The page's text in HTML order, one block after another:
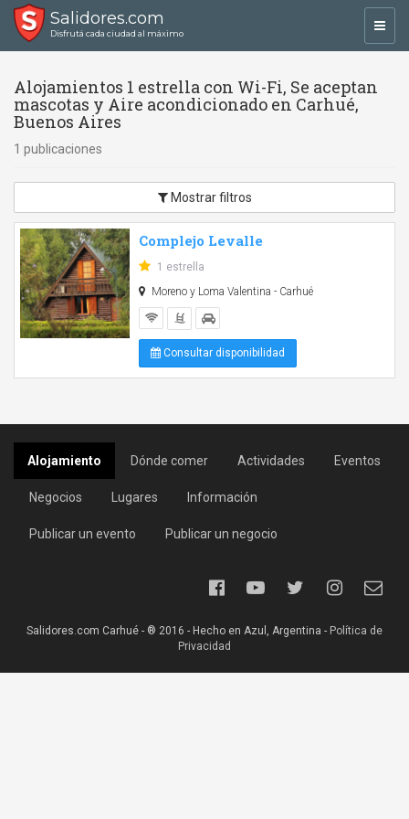
Salidores.com
Disfrutá cada ciudad al máximo
Alojamientos 1 estrella con Wi-Fi, Se aceptan
mascotas y Aire acondicionado en Carhué,
Buenos Aires
1 publicaciones
Mostrar filtros
Complejo Levalle
1 estrella
Moreno y Loma Valentina - Carhué
Consultar disponibilidad
Alojamiento Dónde comer Actividades Eventos
Negocios Lugares Información
Publicar un evento Publicar un negocio
Salidores.com Carhué - ® 2016 - Hecho en Azul, Argentina - Política de
Privacidad